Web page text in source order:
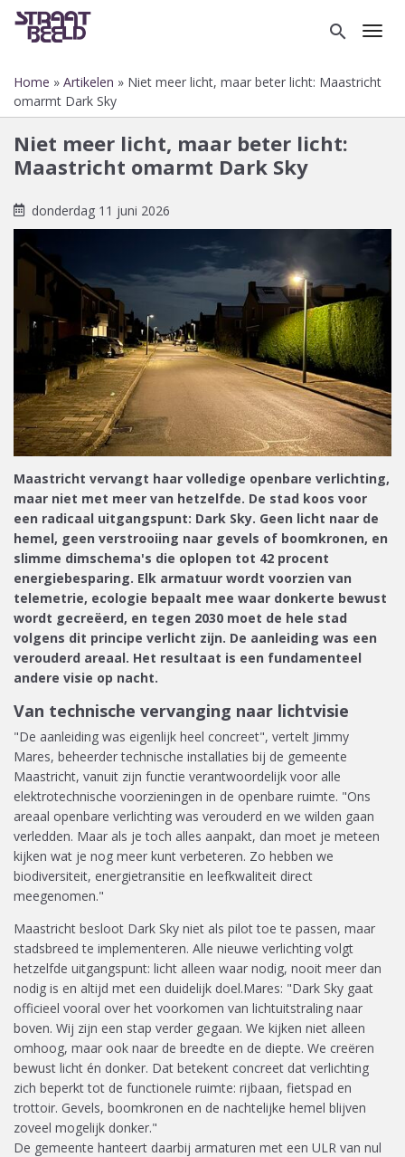
Overslaan
inhoud
gaan
search
Kruimelpad
Home Artikelen
Niet meer licht, maar beter licht: Maastricht
omarmt Dark Sky
Niet meer licht, maar beter licht:
Maastricht omarmt Dark Sky
donderdag 11 juni 2026
Maastricht vervangt haar volledige openbare verlichting,
maar niet met meer van hetzelfde. De stad koos voor
een radicaal uitgangspunt: Dark Sky. Geen licht naar de
hemel, geen verstrooiing naar gevels of boomkronen, en
slimme dimschema's die oplopen tot 42 procent
energiebesparing. Elk armatuur wordt voorzien van
telemetrie, ecologie bepaalt mee waar donkerte bewust
wordt gecreëerd, en tegen 2030 moet de hele stad
volgens dit principe verlicht zijn. De aanleiding was een
verouderd areaal. Het resultaat is een fundamenteel
andere visie op nacht.
Van technische vervanging naar lichtvisie
"De aanleiding was eigenlijk heel concreet", vertelt Jimmy
Mares, beheerder technische installaties bij de gemeente
Maastricht, vanuit zijn functie verantwoordelijk voor alle
elektrotechnische voorzieningen in de openbare ruimte. "Ons
areaal openbare verlichting was verouderd en we wilden gaan
verledden. Maar als je toch alles aanpakt, dan moet je meteen
kijken wat je nog meer kunt verbeteren. Zo hebben we
biodiversiteit, energietransitie en leefkwaliteit direct
meegenomen."
Maastricht besloot Dark Sky niet als pilot toe te passen, maar
stadsbreed te implementeren. Alle nieuwe verlichting volgt
hetzelfde uitgangspunt: licht alleen waar nodig, nooit meer dan
nodig is en altijd met een duidelijk doel.Mares: "Dark Sky gaat
officieel vooral over het voorkomen van lichtuitstraling naar
boven. Wij zijn een stap verder gegaan. We kijken niet alleen
omhoog, maar ook naar de breedte en de diepte. We creëren
bewust licht én donker. Dat betekent concreet dat verlichting
zich beperkt tot de functionele ruimte: rijbaan, fietspad en
trottoir. Gevels, boomkronen en de nachtelijke hemel blijven
zoveel mogelijk donker."
De gemeente hanteert daarbij armaturen met een ULR van nul